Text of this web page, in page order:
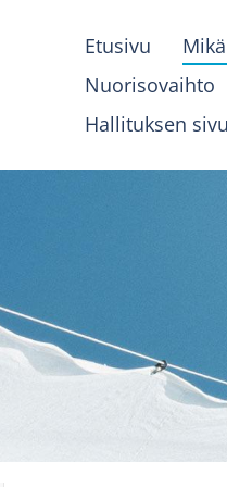
Etusivu
Nuorisovaihto
Hallituksen